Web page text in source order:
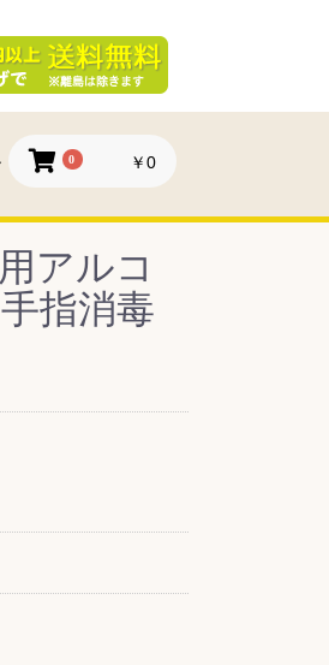
0 ￥0
アルコ
指消毒